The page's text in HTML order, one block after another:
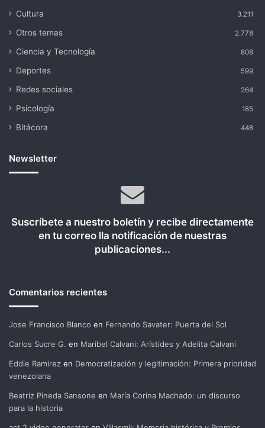
Cultura 3.211
Otros temas 2.778
Ciencia y Tecnología 808
Deportes 599
Redes sociales 264
Psicología 185
Bitácora 448
Newsletter
Suscríbete a nuestro boletín y recibe directamente
en tu correo lla notificación de nuestras
publicaciones...
Comentarios recientes
Jose Francisco Blanco en Fernando Savater: Puerta del Sol
Carlos Sucre G. en Maribel Calvani: Arístides y Adelita Calvani
Eddie Ramirez en Democratización y legitimación: Primera prioridad
venezolana
Beatriz Pineda Sansone en María Corina Machado: un discurso
para la historia